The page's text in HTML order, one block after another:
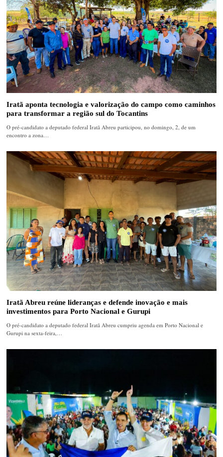
Iratã aponta tecnologia e valorização do campo como caminhos
para transformar a região sul do Tocantins
O pré-candidato a deputado federal Iratã Abreu participou, no domingo, 2, de um
encontro a zona…
Iratã Abreu reúne lideranças e defende inovação e mais
investimentos para Porto Nacional e Gurupi
O pré-candidato a deputado federal Iratã Abreu cumpriu agenda em Porto Nacional e
Gurupi na sexta-feira,…